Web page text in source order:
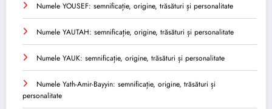
Numele YOUSEF: semnificație, origine, trăsături și personalitate
Numele YAUTAH: semnificație, origine, trăsături și personalitate
Numele YAUK: semnificație, origine, trăsături și personalitate
Numele Yath-Amir-Bayyin: semnificație, origine, trăsături și
personalitate